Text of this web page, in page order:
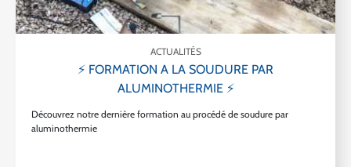
ACTUALITÉS
⚡ FORMATION A LA SOUDURE PAR
ALUMINOTHERMIE ⚡
Découvrez notre dernière formation au procédé de soudure par
aluminothermie